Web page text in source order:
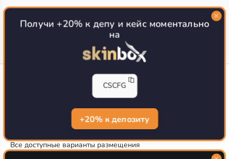
Топ сайтов с халявой КС 2
О проекте
CS-CONFIG.com © 2020-2026 г.
Политика конфиденциальности
РЕКЛАМА НА САЙТЕ
Все доступные варианты размещения
Согласие на обработку данных
Получи +20% к депу и кейс моментально
на
CSCFG
+20% к депозиту